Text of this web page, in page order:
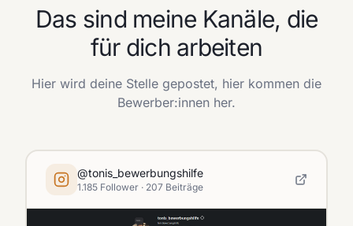
Das sind meine Kanäle, die
für dich arbeiten
Hier wird deine Stelle gepostet, hier kommen die
Bewerber:innen her.
@tonis_bewerbungshilfe
1.185 Follower · 207 Beiträge